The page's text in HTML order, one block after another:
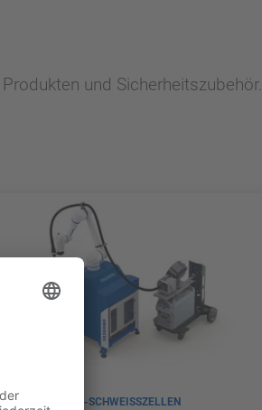
und Sicherheitszubehör.
LICHTBOGEN-SCHWEISSZELLEN